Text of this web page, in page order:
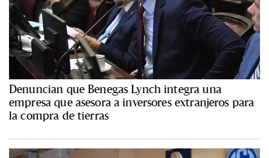
Denuncian que Benegas Lynch integra una
empresa que asesora a inversores extranjeros para
la compra de tierras